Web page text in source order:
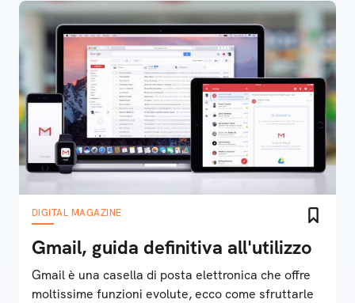
DIGITAL MAGAZINE
Gmail, guida definitiva all'utilizzo
Gmail è una casella di posta elettronica che offre
moltissime funzioni evolute, ecco come sfruttarle